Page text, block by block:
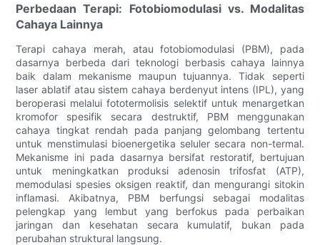
Perbedaan Terapi: Fotobiomodulasi vs. Modalitas
Cahaya Lainnya
Terapi cahaya merah, atau fotobiomodulasi (PBM), pada
dasarnya berbeda dari teknologi berbasis cahaya lainnya
baik dalam mekanisme maupun tujuannya. Tidak seperti
laser ablatif atau sistem cahaya berdenyut intens (IPL), yang
beroperasi melalui fototermolisis selektif untuk menargetkan
kromofor spesifik secara destruktif, PBM menggunakan
cahaya tingkat rendah pada panjang gelombang tertentu
untuk menstimulasi bioenergetika seluler secara non-termal.
Mekanisme ini pada dasarnya bersifat restoratif, bertujuan
untuk meningkatkan produksi adenosin trifosfat (ATP),
memodulasi spesies oksigen reaktif, dan mengurangi sitokin
inflamasi. Akibatnya, PBM berfungsi sebagai modalitas
pelengkap yang lembut yang berfokus pada perbaikan
jaringan dan kesehatan secara kumulatif, bukan pada
perubahan struktural langsung.